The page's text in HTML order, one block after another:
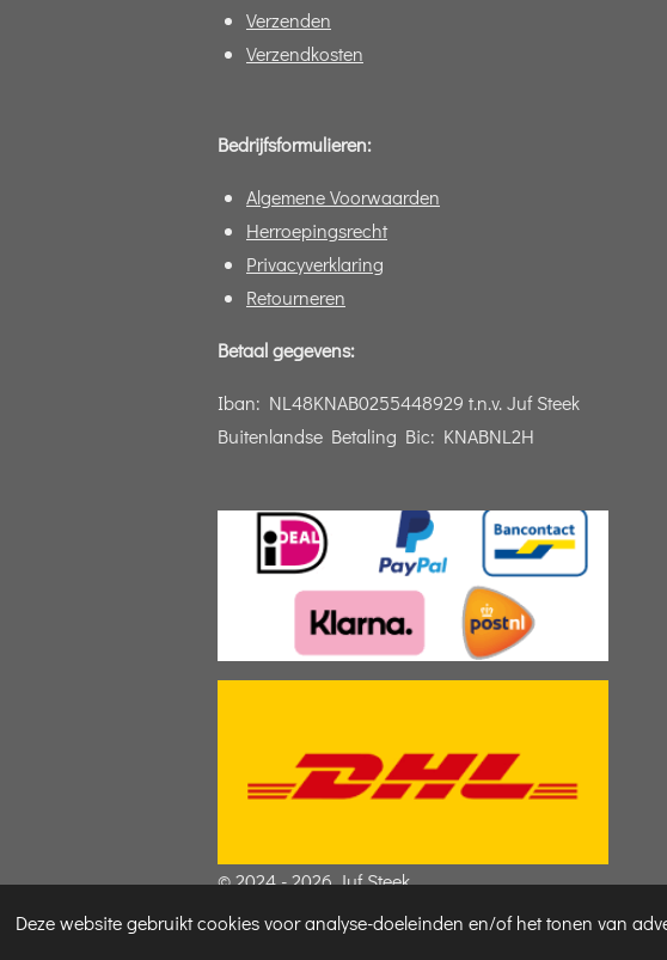
Deze website gebruikt cookies voor analyse-doeleinden en/of het tonen van
Verzenden
Verzendkosten
Bedrijfsformulieren:
Algemene Voorwaarden
Herroepingsrecht
Privacyverklaring
Retourneren
Betaal gegevens:
Iban: NL48KNAB0255448929 t.n.v. Juf Steek
Buitenlandse Betaling Bic: KNABNL2H
© 2024 - 2026 Juf Steek